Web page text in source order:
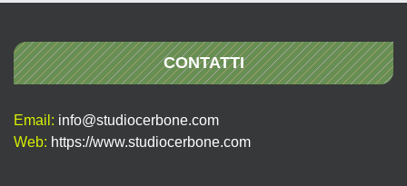
CONTATTI
Email: info@studiocerbone.com
Web: https://www.studiocerbone.com